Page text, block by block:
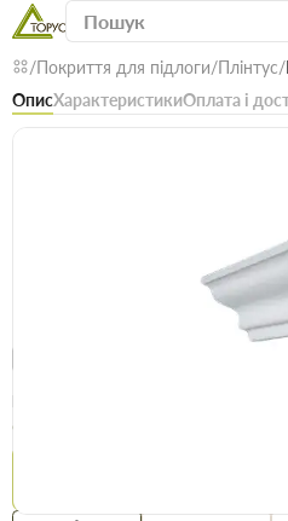
Покриття для підлоги Плінтус
ОписХарактеристикиОплата і
Багет стельовий J
66 грн